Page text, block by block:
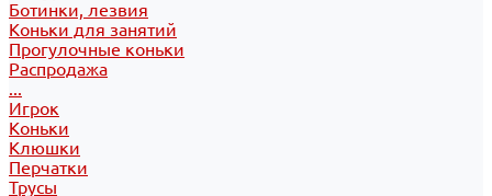
Ботинки, лезвия
Коньки для занятий
Прогулочные коньки
Распродажа
...
Игрок
Коньки
Клюшки
Перчатки
Трусы